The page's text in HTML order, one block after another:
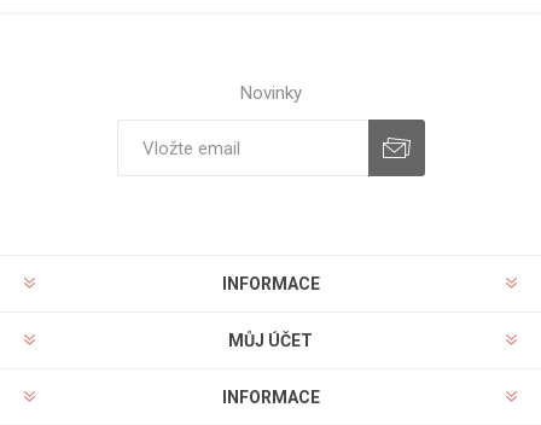
Novinky
INFORMACE
MŮJ ÚČET
INFORMACE